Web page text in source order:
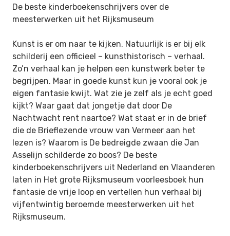
De beste kinderboekenschrijvers over de
meesterwerken uit het Rijksmuseum
Kunst is er om naar te kijken. Natuurlijk is er bij elk
schilderij een officieel – kunsthistorisch – verhaal.
Zo’n verhaal kan je helpen een kunstwerk beter te
begrijpen. Maar in goede kunst kun je vooral ook je
eigen fantasie kwijt. Wat zie je zelf als je echt goed
kijkt? Waar gaat dat jongetje dat door De
Nachtwacht rent naartoe? Wat staat er in de brief
die de Brieflezende vrouw van Vermeer aan het
lezen is? Waarom is De bedreigde zwaan die Jan
Asselijn schilderde zo boos? De beste
kinderboekenschrijvers uit Nederland en Vlaanderen
laten in Het grote Rijksmuseum voorleesboek hun
fantasie de vrije loop en vertellen hun verhaal bij
vijfentwintig beroemde meesterwerken uit het
Rijksmuseum.